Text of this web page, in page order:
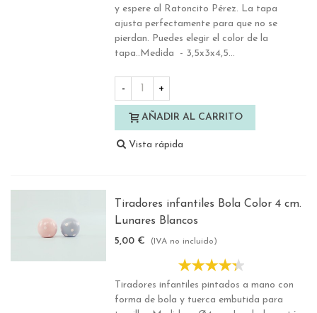
y espere al Ratoncito Pérez. La tapa
ajusta perfectamente para que no se
pierdan. Puedes elegir el color de la
tapa..Medida - 3,5x3x4,5...
- +
AÑADIR AL CARRITO
Vista rápida
Tiradores infantiles Bola Color 4 cm.
Lunares Blancos
5,00 € (IVA no incluido)
Tiradores infantiles pintados a mano con
forma de bola y tuerca embutida para